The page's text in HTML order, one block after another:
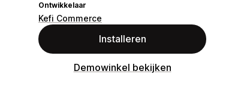
Ontwikkelaar
Kefi Commerce
Installeren
Demowinkel bekijken